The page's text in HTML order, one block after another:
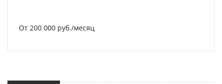
От 200 000 руб./месяц